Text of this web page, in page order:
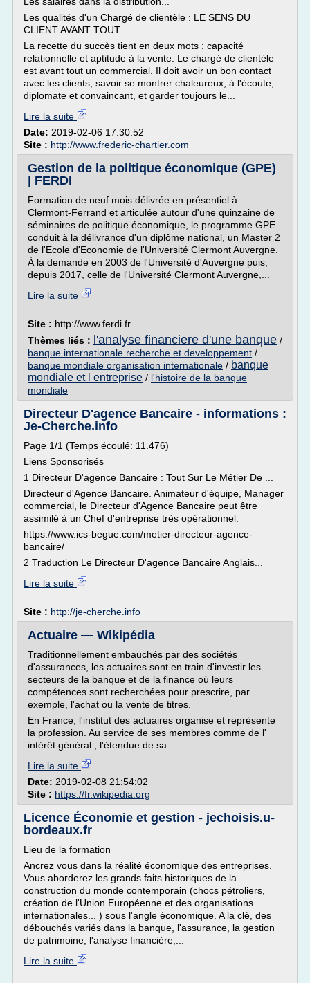
Les qualités d'un Chargé de clientèle : LE SENS DU
CLIENT AVANT TOUT...
La recette du succès tient en deux mots : capacité
relationnelle et aptitude à la vente. Le chargé de clientèle
est avant tout un commercial. Il doit avoir un bon contact
avec les clients, savoir se montrer chaleureux, à l'écoute,
diplomate et convaincant, et garder toujours le...
Lire la suite
Date: 2019-02-06 17:30:52
Site : http://www.frederic-chartier.com
Gestion de la politique économique (GPE)
| FERDI
Formation de neuf mois délivrée en présentiel à
Clermont-Ferrand et arti­culée autour d'une quinzaine de
séminaires de po­litique économique, le programme GPE
conduit à la délivrance d'un diplôme national, un Master 2
de l'Ecole d'Economie de l'Université Clermont Auvergne.
À la demande en 2003 de l'Université d'Auvergne puis,
depuis 2017, celle de l'Université Clermont Auvergne,...
Lire la suite
Site : http://www.ferdi.fr
Thèmes liés :
l'analyse financiere d'une banque /
banque internationale recherche et developpement /
banque mondiale organisation internationale / banque
mondiale et l entreprise / l'histoire de la banque
mondiale
Directeur D'agence Bancaire - informations :
Je-Cherche.info
Page 1/1 (Temps écoulé: 11.476)
Liens Sponsorisés
1 Directeur D'agence Bancaire : Tout Sur Le Métier De ...
Directeur d'Agence Bancaire. Animateur d'équipe, Manager
commercial, le Directeur d'Agence Bancaire peut être
assimilé à un Chef d'entreprise très opérationnel.
https://www.ics-begue.com/metier-directeur-agence-
bancaire/
2 Traduction Le Directeur D'agence Bancaire Anglais...
Lire la suite
Site : http://je-cherche.info
Actuaire — Wikipédia
Traditionnellement embauchés par des sociétés
d'assurances, les actuaires sont en train d'investir les
secteurs de la banque et de la finance où leurs
compétences sont recherchées pour prescrire, par
exemple, l'achat ou la vente de titres.
En France, l'institut des actuaires organise et représente
la profession. Au service de ses membres comme de l'
intérêt général , l'étendue de sa...
Lire la suite
Date: 2019-02-08 21:54:02
Site : https://fr.wikipedia.org
Licence Économie et gestion - jechoisis.u-
bordeaux.fr
Lieu de la formation
Ancrez vous dans la réalité économique des entreprises.
Vous aborderez les grands faits historiques de la
construction du monde contemporain (chocs pétroliers,
création de l'Union Européenne et des organisations
internationales... ) sous l'angle économique. A la clé, des
débouchés variés dans la banque, l'assurance, la gestion
de patrimoine, l'analyse financière,...
Lire la suite